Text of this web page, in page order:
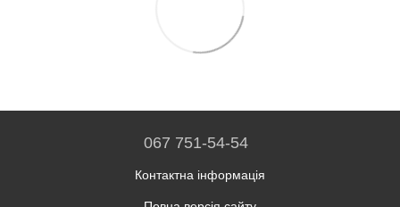
067 751-54-54
Контактна інформація